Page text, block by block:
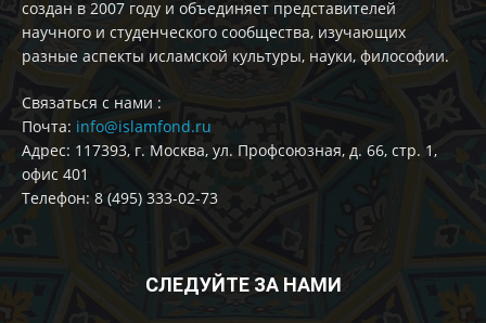
создан в 2007 году и объединяет представителей
научного и студенческого сообщества, изучающих
разные аспекты исламской культуры, науки, философии.
Cвязаться с нами :
Почта: info@islamfond.ru
Адрес: 117393, г. Москва, ул. Профсоюзная, д. 66, стр. 1,
офис 401
Телефон: 8 (495) 333-02-73
СЛЕДУЙТЕ ЗА НАМИ